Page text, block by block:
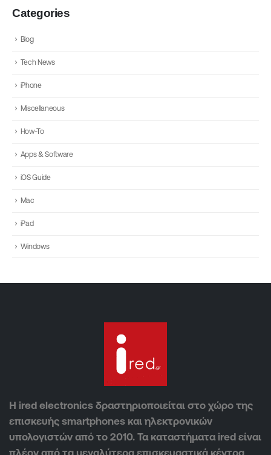
Categories
Blog
Tech News
iPhone
Miscellaneous
How-To
Apps & Software
iOS Guide
Mac
iPad
Windows
Η ired electronics δραστηριοποιείται στο χώρο της
επισκευής smartphones και ηλεκτρονικών
υπολογιστών από το 2010. Τα καταστήματα ired είναι
πλέον από τα μεγαλύτερα επισκευαστικά κέντρα